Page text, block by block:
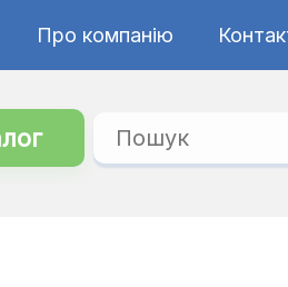
Про компанію